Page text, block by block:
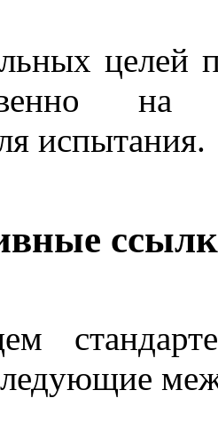
целей
на
испытания.